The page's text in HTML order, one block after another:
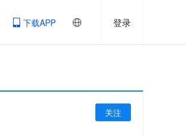
下载APP 登录
关注